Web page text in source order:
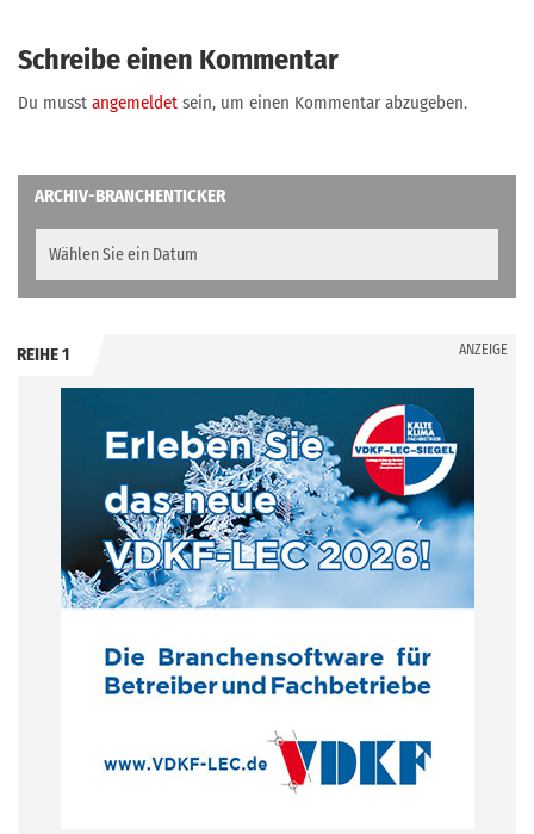
Schreibe einen Kommentar
Du musst angemeldet sein, um einen Kommentar abzugeben.
ARCHIV-BRANCHENTICKER
REIHE 1 ANZEIGE